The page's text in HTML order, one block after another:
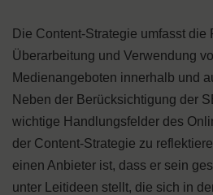
Die Content-Strategie umfasst
Überarbeitung und Verwendung
Medienangeboten innerhalb und
Neben der Berücksichtigung der
wichtige Handlungsfelder des
der Content-Strategie zu
einen Anbieter ist, dass er sein
unter Leitideen stellt, die sich in